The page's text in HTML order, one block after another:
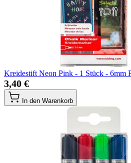
Kreidestift Neon Pink - 1 Stück - 6mm
3,40 €
In den Warenkorb